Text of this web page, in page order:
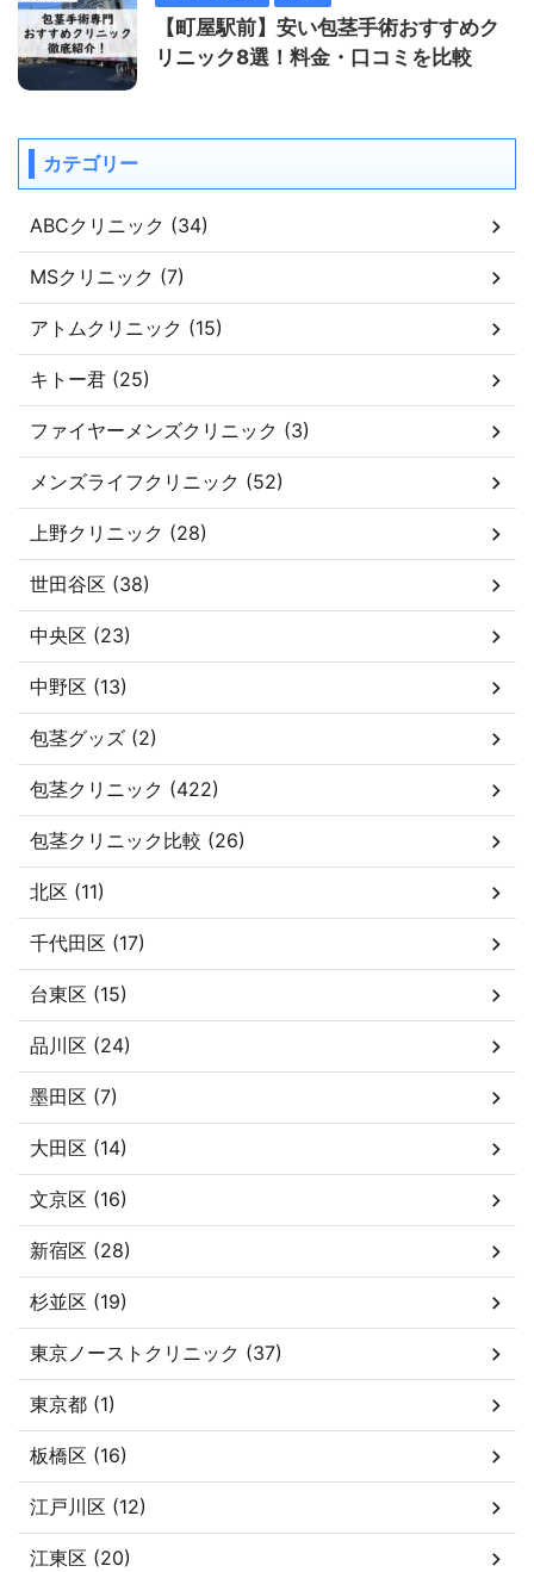
【町屋駅前】安い包茎手術おすすめク
リニック8選！料金・口コミを比較
カテゴリー
ABCクリニック (34)
MSクリニック (7)
アトムクリニック (15)
キトー君 (25)
ファイヤーメンズクリニック (3)
メンズライフクリニック (52)
上野クリニック (28)
世田谷区 (38)
中央区 (23)
中野区 (13)
包茎グッズ (2)
包茎クリニック (422)
包茎クリニック比較 (26)
北区 (11)
千代田区 (17)
台東区 (15)
品川区 (24)
墨田区 (7)
大田区 (14)
文京区 (16)
新宿区 (28)
杉並区 (19)
東京ノーストクリニック (37)
東京都 (1)
板橋区 (16)
江戸川区 (12)
江東区 (20)